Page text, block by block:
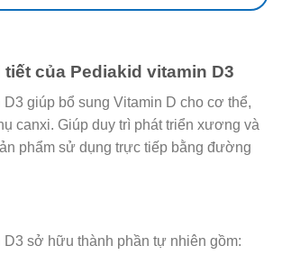
của Pediakid vitamin D3
giúp bổ sung Vitamin D cho cơ thể,
canxi. Giúp duy trì phát triển xương và
phẩm sử dụng trực tiếp bằng đường
D3 sở hữu thành phần tự nhiên gồm: